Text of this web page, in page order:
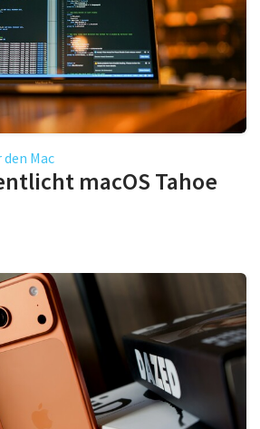
Mac
macOS Tahoe